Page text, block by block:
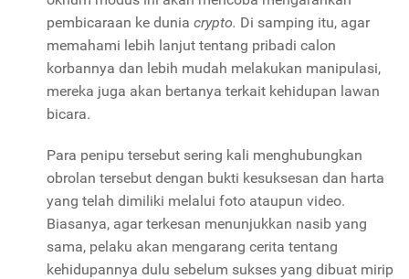
pembicaraan ke dunia crypto. Di samping itu, agar
memahami lebih lanjut tentang pribadi calon
korbannya dan lebih mudah melakukan manipulasi,
mereka juga akan bertanya terkait kehidupan lawan
bicara.
Para penipu tersebut sering kali menghubungkan
obrolan tersebut dengan bukti kesuksesan dan harta
yang telah dimiliki melalui foto ataupun video.
Biasanya, agar terkesan menunjukkan nasib yang
sama, pelaku akan mengarang cerita tentang
kehidupannya dulu sebelum sukses yang dibuat mirip